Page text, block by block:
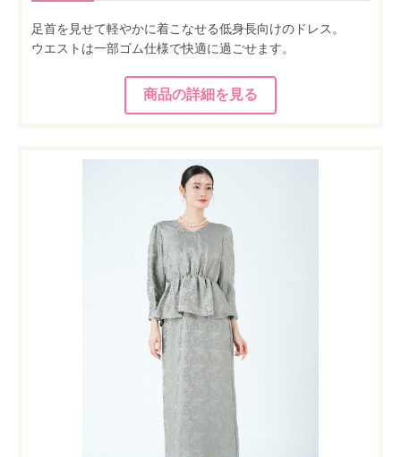
足首を見せて軽やかに着こなせる低身長向けのドレス。
ウエストは一部ゴム仕様で快適に過ごせます。